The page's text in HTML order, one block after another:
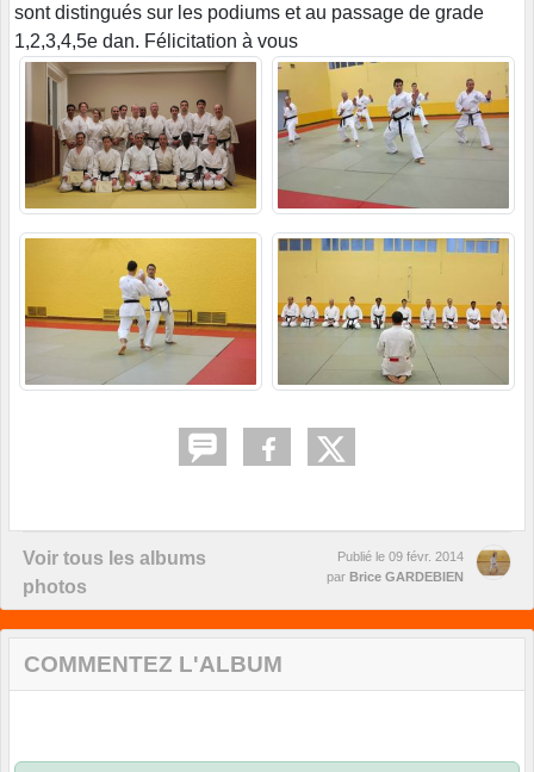
sont distingués sur les podiums et au passage de grade
1,2,3,4,5e dan. Félicitation à vous
Voir tous les albums
photos
Publié le 09 févr. 2014
par Brice GARDEBIEN
COMMENTEZ L'ALBUM